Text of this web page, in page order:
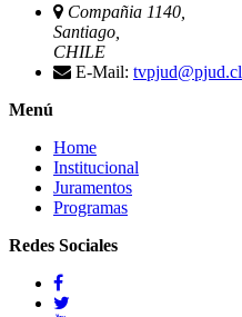
Compañia 1140,
Santiago,
CHILE
E-Mail: tvpjud@pjud.cl
Menú
Home
Institucional
Juramentos
Programas
Redes Sociales